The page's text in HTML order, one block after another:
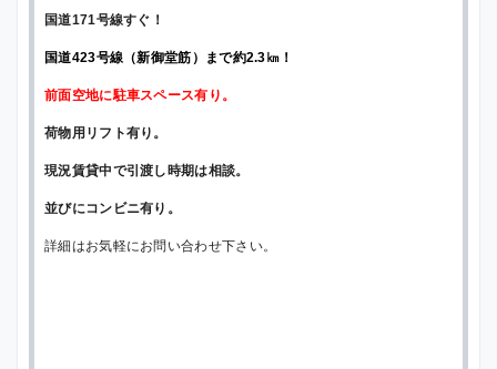
国道171号線すぐ！
国道423号線（新御堂筋）まで約2.3㎞！
前面空地に駐車スペース有り。
荷物用リフト有り。
現況賃貸中で引渡し時期は相談。
並びにコンビニ有り。
詳細はお気軽にお問い合わせ下さい。